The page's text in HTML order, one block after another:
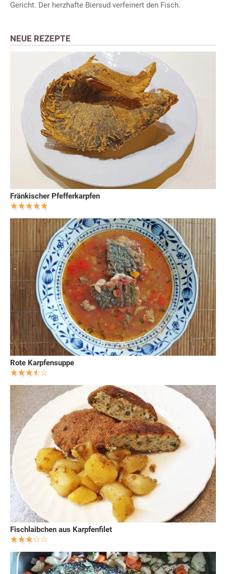
Gericht. Der herzhafte Biersud verfeinert den Fisch.
NEUE REZEPTE
Fränkischer Pfefferkarpfen
Rote Karpfensuppe
Fischlaibchen aus Karpfenfilet